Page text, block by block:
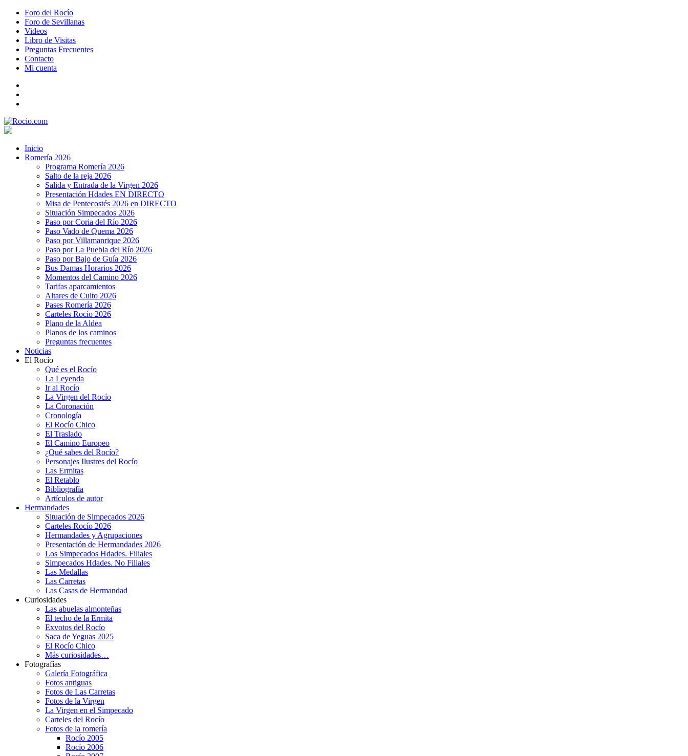
Foro del Rocío
Foro de Sevillanas
Videos
Libro de Visitas
Preguntas Frecuentes
Contacto
Mi cuenta
Inicio
Romería 2026
Programa Romería 2026
Salto de la reja 2026
Salida y Entrada de la Virgen 2026
Presentación Hdades EN DIRECTO
Misa de Pentecostés 2026 en DIRECTO
Situación Simpecados 2026
Paso por Coria del Río 2026
Paso Vado de Quema 2026
Paso por Villamanrique 2026
Paso por La Puebla del Río 2026
Paso por Bajo de Guía 2026
Bus Damas Horarios 2026
Momentos del Camino 2026
Tarifas aparcamientos
Altares de Culto 2026
Pases Romería 2026
Carteles Rocío 2026
Plano de la Aldea
Planos de los caminos
Preguntas frecuentes
Noticias
El Rocío
Qué es el Rocío
La Leyenda
Ir al Rocío
La Virgen del Rocío
La Coronación
Cronología
El Rocío Chico
El Traslado
El Camino Europeo
¿Qué sabes del Rocío?
Personajes Ilustres del Rocío
Las Ermitas
El Retablo
Bibliografía
Artículos de autor
Hermandades
Situación de Simpecados 2026
Carteles Rocío 2026
Hermandades y Agrupaciones
Presentación de Hermandades 2026
Los Simpecados Hdades. Filiales
Simpecados Hdades. No Filiales
Las Medallas
Las Carretas
Las Casas de Hermandad
Curiosidades
Las abuelas almonteñas
El techo de la Ermita
Exvotos del Rocío
Saca de Yeguas 2025
El Rocío Chico
Más curiosidades…
Fotografías
Galería Fotográfica
Fotos antiguas
Fotos de Las Carretas
Fotos de la Virgen
La Virgen en el Simpecado
Carteles del Rocío
Fotos de la romería
Rocío 2005
Rocío 2006